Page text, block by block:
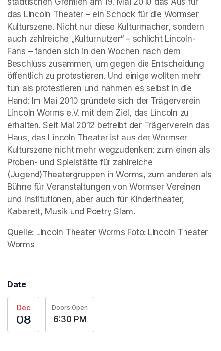
städtischen Gremien am 19. Mai 2010 das Aus für
das Lincoln Theater – ein Schock für die Wormser
Kulturszene. Nicht nur diese Kulturmacher, sondern
auch zahlreiche „Kulturnutzer“ – schlicht Lincoln-
Fans – fanden sich in den Wochen nach dem
Beschluss zusammen, um gegen die Entscheidung
öffentlich zu protestieren. Und einige wollten mehr
tun als protestieren und nahmen es selbst in die
Hand: Im Mai 2010 gründete sich der Trägerverein
Lincoln Worms e.V. mit dem Ziel, das Lincoln zu
erhalten. Seit Mai 2012 betreibt der Trägerverein das
Haus, das Lincoln Theater ist aus der Wormser
Kulturszene nicht mehr wegzudenken: zum einen als
Proben- und Spielstätte für zahlreiche
(Jugend)Theatergruppen in Worms, zum anderen als
Bühne für Veranstaltungen von Wormser Vereinen
und Institutionen, aber auch für Kindertheater,
Kabarett, Musik und Poetry Slam.
Quelle: Lincoln Theater Worms Foto: Lincoln Theater
Worms
Date
Dec
08
Doors Open
6:30 PM